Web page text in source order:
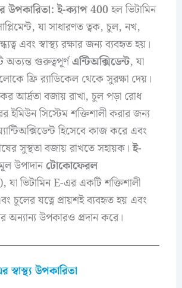
উপকারিতা:ই-ক্যাপ 400হল ভিটামিন
যা সাধারণত ত্বক, চুল, নখ,
এবং স্বাস্থ্য রক্ষার জন্য ব্যবহৃত হয়।
অত্যন্ত গুরুত্বপূর্ণএন্টিঅক্সিডেন্ট, যা
ফ্রি র‌্যাডিকেল থেকে সুরক্ষা দেয়।
আর্দ্রতা বজায় রাখা, চুল পড়া রোধ
ইমিউন সিস্টেম শক্তিশালী করার জন্য
হিসেবে কাজ করে এবং
সুস্থতা বজায় রাখতে সহায়ক।ই-
উপাদানটোকোফেরল
ভিটামিন E-এর একটি শক্তিশালী
চুলের যত্নে প্রায়শই ব্যবহৃত হয় এবং
অন্যান্য উপকারও প্রদান করে।
উপকারিতা